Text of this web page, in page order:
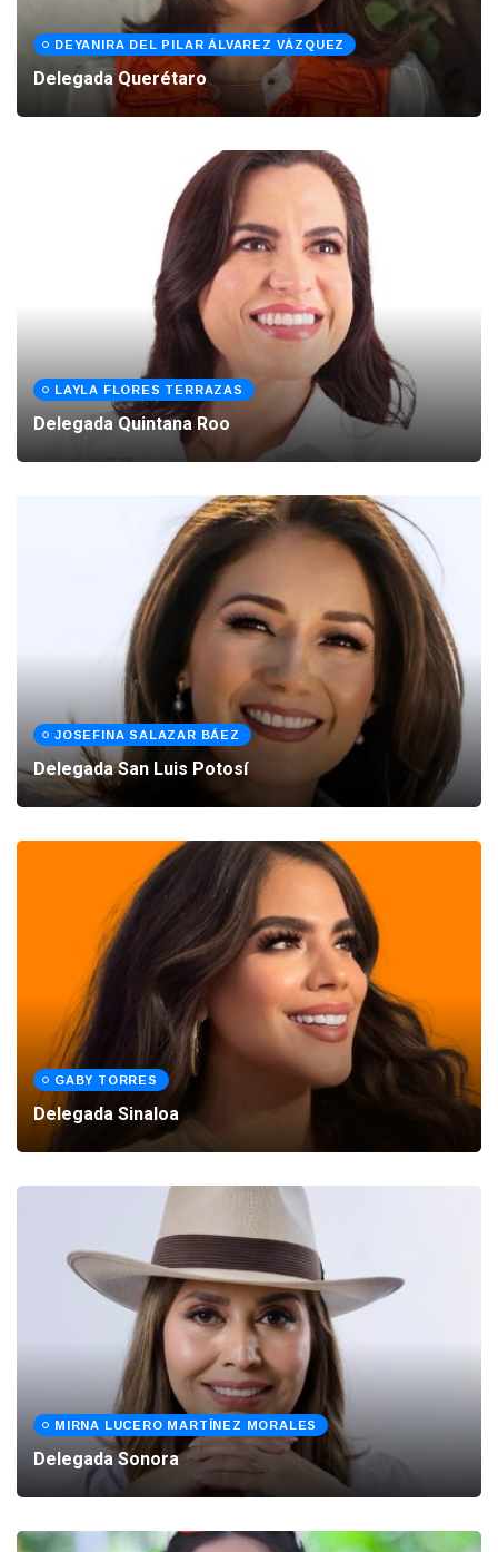
DEYANIRA DEL PILAR ÁLVAREZ VÁZQUEZ
Delegada Querétaro
LAYLA FLORES TERRAZAS
Delegada Quintana Roo
JOSEFINA SALAZAR BÁEZ
Delegada San Luis Potosí
GABY TORRES
Delegada Sinaloa
MIRNA LUCERO MARTÍNEZ MORALES
Delegada Sonora